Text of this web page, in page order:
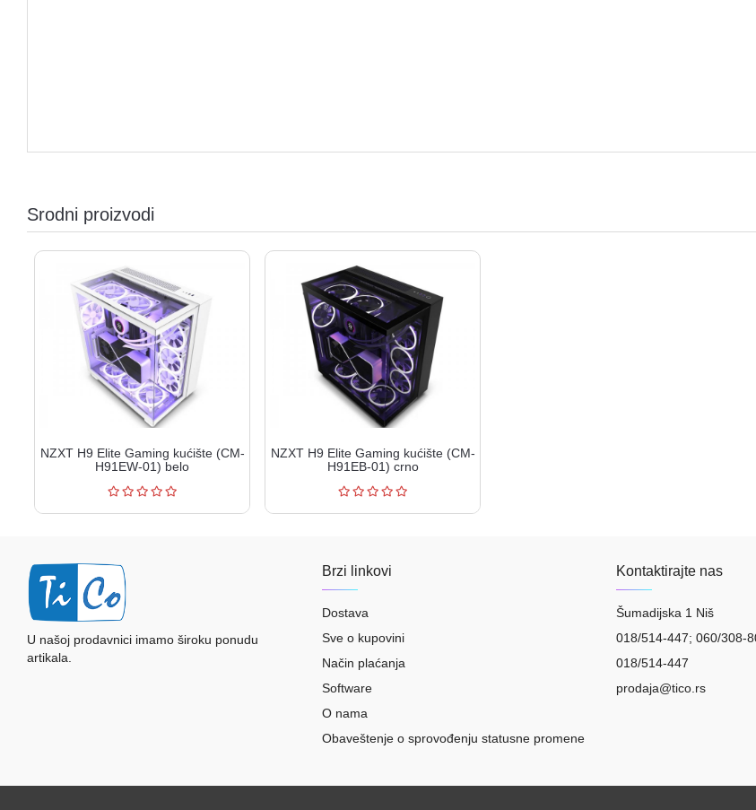
Srodni proizvodi
NZXT H9 Elite Gaming kućište (CM-
H91EW-01) belo
NZXT H9 Elite Gaming kućište (CM-
H91EB-01) crno
U našoj prodavnici imamo široku ponudu
artikala.
Brzi linkovi
Dostava
Sve o kupovini
Način plaćanja
Software
O nama
Obaveštenje o sprovođenju statusne promene
Kontaktirajte nas
Šumadijska 1 Niš
018/514-447; 060/308-
018/514-447
prodaja@tico.rs